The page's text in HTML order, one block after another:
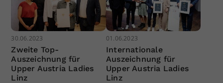
30.06.2023
Zweite Top-
Auszeichnung für
Upper Austria Ladies
Linz
01.06.2023
Internationale
Auszeichnung für
Upper Austria Ladies
Linz